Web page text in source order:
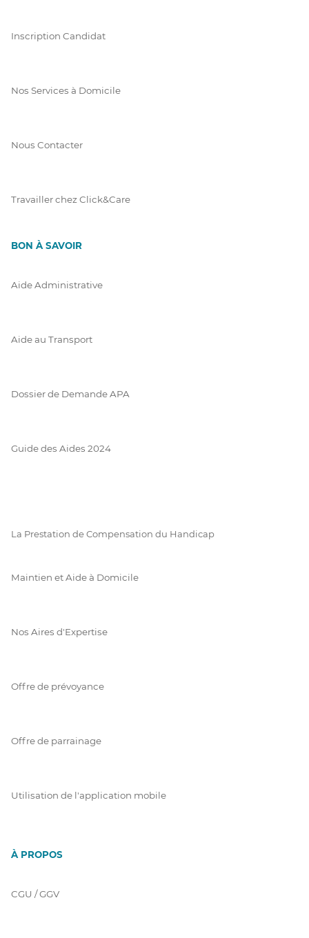
Inscription Candidat
Nos Services à Domicile
Nous Contacter
Travailler chez Click&Care
BON À SAVOIR
Aide Administrative
Aide au Transport
Dossier de Demande APA
Guide des Aides 2024
La Prestation de Compensation du Handicap
Maintien et Aide à Domicile
Nos Aires d'Expertise
Offre de prévoyance
Offre de parrainage
Utilisation de l'application mobile
À PROPOS
CGU / GGV